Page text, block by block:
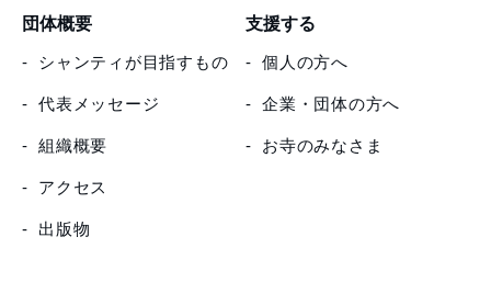
団体概要
シャンティが目指すもの
代表メッセージ
組織概要
アクセス
出版物
支援する
個人の方へ
企業・団体の方へ
お寺のみなさま